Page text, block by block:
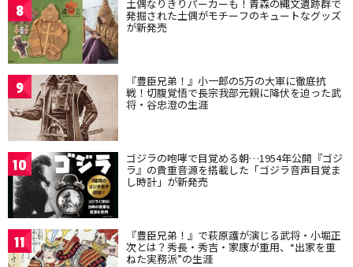
8 土偶なりきりパーカーも！青森の縄文遺跡群で
発掘された土偶がモチーフのキュートなグッズ
が新発売
9 『豊臣兄弟！』小一郎の5万の大軍に徹底抗
戦！切腹覚悟で長宗我部元親に降伏を迫った武
将・谷忠澄の生涯
10 ゴジラの咆哮で目覚める朝…1954年公開『ゴジ
ラ』の貴重音源を搭載した「ゴジラ音声目覚ま
し時計」が新発売
11 『豊臣兄弟！』で萩原護が演じる武将・小堀正
次とは？秀長・秀吉・家康が重用、“出家を重
ねた実務派”の生涯